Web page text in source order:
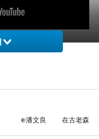
花
)Scarborough fair (with Lyrics)
古老森